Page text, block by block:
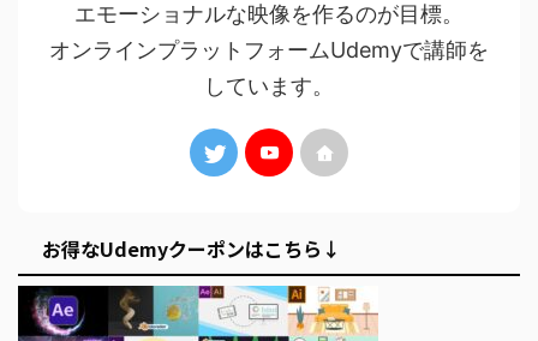
エモーショナルな映像を作るのが目標。
オンラインプラットフォームUdemyで講師を
しています。
お得なUdemyクーポンはこちら↓